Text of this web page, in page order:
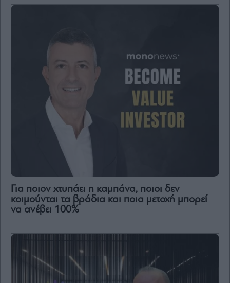
Για ποιον χτυπάει η καμπάνα, ποιοι δεν
κοιμούνται τα βράδια και ποια μετοχή μπορεί
να ανέβει 100%